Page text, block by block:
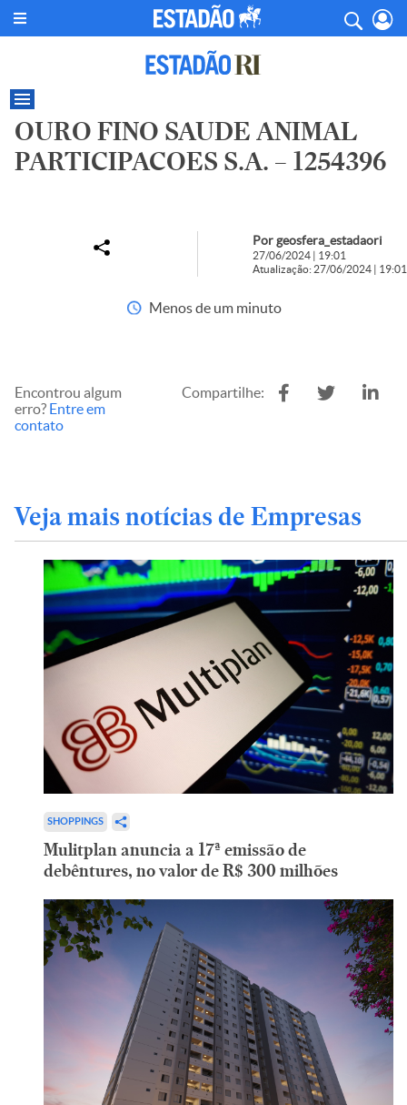
OURO FINO SAUDE ANIMAL
PARTICIPACOES S.A. – 1254396
Por geosfera_estadaori
27/06/2024 | 19:01
Atualização: 27/06/2024 | 19:01
Menos de um minuto
Encontrou algum
erro? Entre em
contato
Compartilhe:
Veja mais notícias de Empresas
SHOPPINGS
Mulitplan anuncia a 17ª emissão de
debêntures, no valor de R$ 300 milhões